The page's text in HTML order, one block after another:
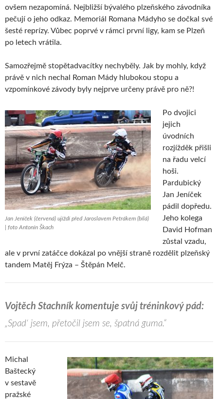
ovšem nezapomíná. Nejbližší bývalého plzeňského závodníka
pečují o jeho odkaz. Memoriál Romana Mádyho se dočkal své
šesté reprízy. Vůbec poprvé v rámci první ligy, kam se Plzeň
po letech vrátila.
Samozřejmě stopětadvacítky nechyběly. Jak by mohly, když
právě v nich nechal Roman Mády hlubokou stopu a
vzpomínkové závody byly nejprve určeny právě pro ně?!
Jan Jeníček (červená) ujíždí před Jaroslavem Petrákem (bílá)
| foto Antonín Škach
Po dvojici
jejich
úvodních
rozjížděk přišli
na řadu velcí
hoši.
Pardubický
Jan Jeníček
pádil dopředu.
Jeho kolega
David Hofman
zůstal vzadu,
ale v první zatáčce dokázal po vnější straně rozdělit plzeňský
tandem Matěj Frýza – Štěpán Melč.
Vojtěch Stachník komentuje svůj tréninkový pád:
„Spad‘ jsem, přetočil jsem se, špatná guma.“
Michal
Baštecký
v sestavě
pražské